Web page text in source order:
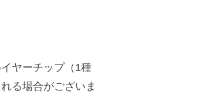
ヤーチップ（1種
る場合がございま